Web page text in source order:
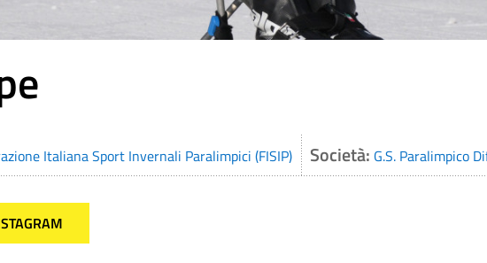
Italiana Sport Invernali Paralimpici (FISIP) Società: G.S. Paralimpico